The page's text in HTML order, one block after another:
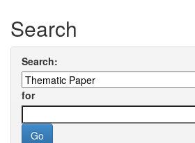
Search
Search:
for